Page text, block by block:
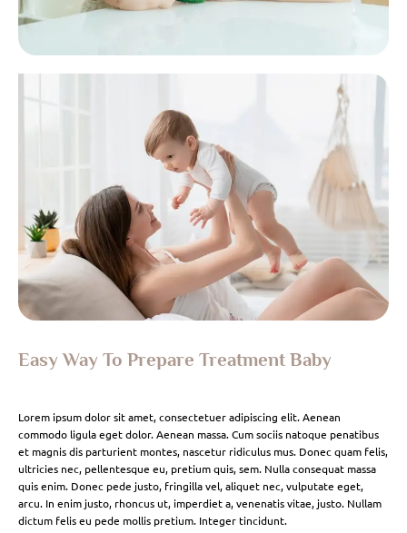
Easy Way To Prepare Treatment Baby
Lorem ipsum dolor sit amet, consectetuer adipiscing elit. Aenean
commodo ligula eget dolor. Aenean massa. Cum sociis natoque penatibus
et magnis dis parturient montes, nascetur ridiculus mus. Donec quam felis,
ultricies nec, pellentesque eu, pretium quis, sem. Nulla consequat massa
quis enim. Donec pede justo, fringilla vel, aliquet nec, vulputate eget,
arcu. In enim justo, rhoncus ut, imperdiet a, venenatis vitae, justo. Nullam
dictum felis eu pede mollis pretium. Integer tincidunt.